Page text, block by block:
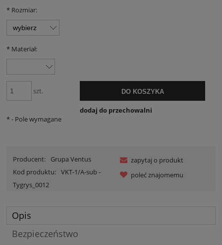
* Rozmiar:
* Materiał:
szt. DO KOSZYKA
dodaj do przechowalni
*- Pole wymagane
Producent:
Grupa Ventus
Kod produktu: VKT-1/A-sub -
Tygrys_0012
zapytaj o produkt
poleć znajomemu
Opis
Bezpieczeństwo